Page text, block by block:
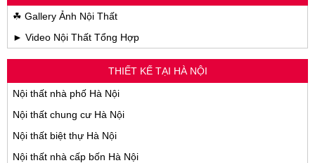
☘ Gallery Ảnh Nội Thất
► Video Nội Thất Tổng Hợp
THIẾT KẾ TẠI HÀ NỘI
Nội thất nhà phố Hà Nội
Nội thất chung cư Hà Nội
Nội thất biệt thự Hà Nội
Nội thất nhà cấp bốn Hà Nội